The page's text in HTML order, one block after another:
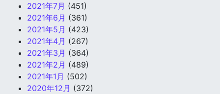
2021年7月 (451)
2021年6月 (361)
2021年5月 (423)
2021年4月 (267)
2021年3月 (364)
2021年2月 (489)
2021年1月 (502)
2020年12月 (372)